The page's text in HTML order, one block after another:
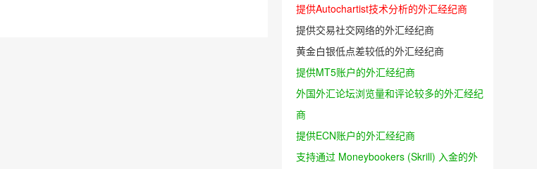
提供Autochartist技术分析的外汇经纪商
提供交易社交网络的外汇经纪商
黄金白银低点差较低的外汇经纪商
提供MT5账户的外汇经纪商
外国外汇论坛浏览量和评论较多的外汇经纪
商
提供ECN账户的外汇经纪商
支持通过 Moneybookers (Skrill) 入金的外